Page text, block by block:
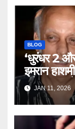
BLOG
‘धुरंधर 2
इमरान
प्रोड्यूसर
Bhatt
date
JAN 11, 2026